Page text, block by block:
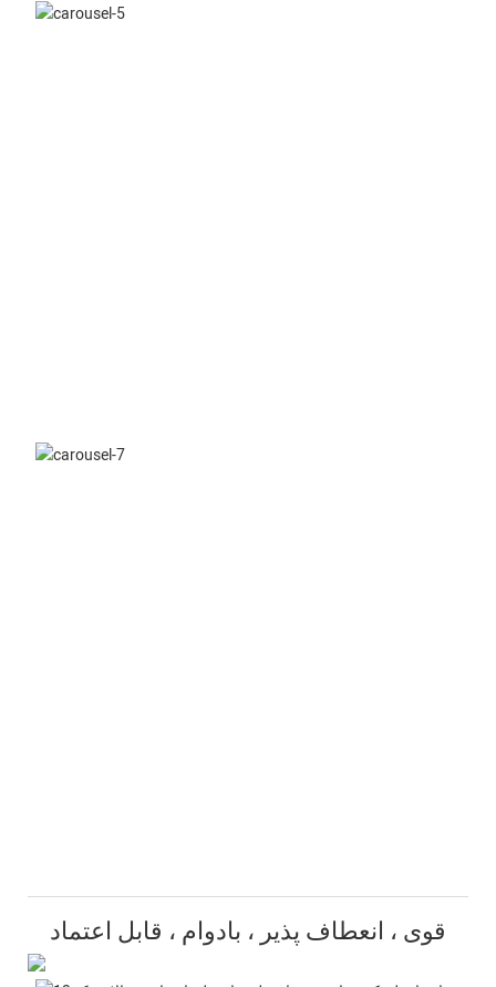
قوی ، انعطاف پذیر ، بادوام ، قابل اعتماد